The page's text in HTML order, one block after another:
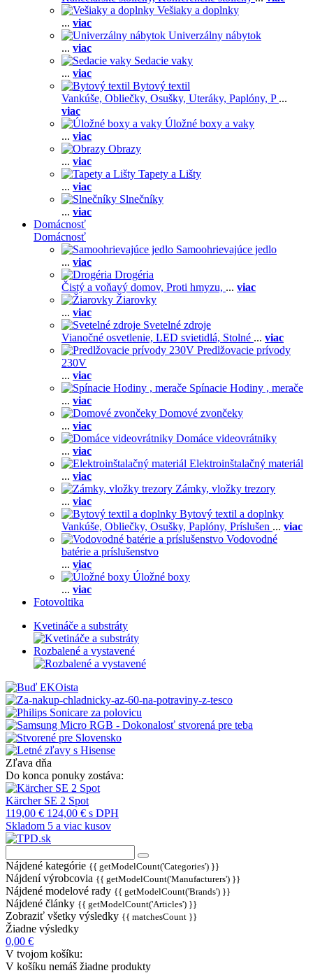
Vešiaky a doplnky
... viac
Univerzálny nábytok
... viac
Sedacie vaky
... viac
Bytový textil
Vankúše, Obliečky, Osušky, Uteráky, Paplóny, P ...
viac
Úložné boxy a vaky
... viac
Obrazy
... viac
Tapety a Lišty
... viac
Slnečníky
... viac
Domácnosť
Domácnosť
Samoohrievajúce jedlo
... viac
Drogéria
Čistý a voňavý domov, Proti hmyzu, ... viac
Žiarovky
... viac
Svetelné zdroje
Vianočné osvetlenie, LED svietidlá, Stolné ... viac
Predlžovacie prívody
230V
... viac
Spínacie Hodiny , merače
... viac
Domové zvončeky
... viac
Domáce videovrátniky
... viac
Elektroinštalačný materiál
... viac
Zámky, vložky trezory
... viac
Bytový textil a doplnky
Vankúše, Obliečky, Osušky, Paplóny, Príslušen ... viac
Vodovodné
batérie a príslušenstvo
... viac
Úložné boxy
... viac
Fotovoltika
Kvetináče a substráty
Rozbalené a vystavené
Zľava dňa
Do konca ponuky zostáva:
Kärcher SE 2 Spot
119,00 € 124,00 € s DPH
Skladom 5 a viac kusov
Nájdené kategórie {{ getModelCount('Categories') }}
Nájdení výrobcovia {{ getModelCount('Manufacturers') }}
Nájdené modelové rady {{ getModelCount('Brands') }}
Nájdené články {{ getModelCount('Articles') }}
Zobraziť všetky výsledky {{ matchesCount }}
Žiadne výsledky
0,00 €
V tvojom košíku:
V košíku nemáš žiadne produkty